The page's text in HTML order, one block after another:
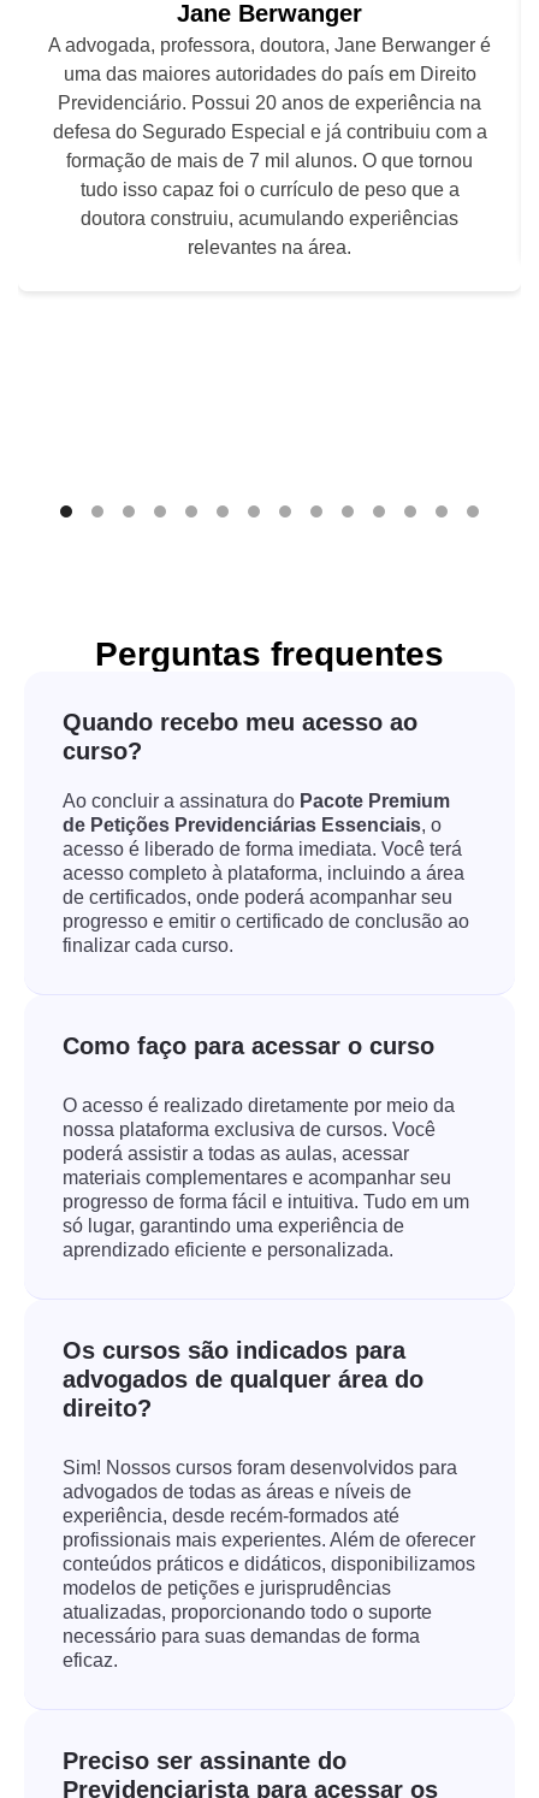
Jane Berwanger
A advogada, professora, doutora, Jane Berwanger é
uma das maiores autoridades do país em Direito
Previdenciário. Possui 20 anos de experiência na
defesa do Segurado Especial e já contribuiu com a
formação de mais de 7 mil alunos. O que tornou
tudo isso capaz foi o currículo de peso que a
doutora construiu, acumulando experiências
relevantes na área.
Perguntas frequentes
Quando recebo meu acesso ao
curso?
Ao concluir a assinatura do Pacote Premium
de Petições Previdenciárias Essenciais, o
acesso é liberado de forma imediata. Você terá
acesso completo à plataforma, incluindo a área
de certificados, onde poderá acompanhar seu
progresso e emitir o certificado de conclusão ao
finalizar cada curso.
Como faço para acessar o curso
O acesso é realizado diretamente por meio da
nossa plataforma exclusiva de cursos. Você
poderá assistir a todas as aulas, acessar
materiais complementares e acompanhar seu
progresso de forma fácil e intuitiva. Tudo em um
só lugar, garantindo uma experiência de
aprendizado eficiente e personalizada.
Os cursos são indicados para
advogados de qualquer área do
direito?
Sim! Nossos cursos foram desenvolvidos para
advogados de todas as áreas e níveis de
experiência, desde recém-formados até
profissionais mais experientes. Além de oferecer
conteúdos práticos e didáticos, disponibilizamos
modelos de petições e jurisprudências
atualizadas, proporcionando todo o suporte
necessário para suas demandas de forma
eficaz.
Preciso ser assinante do
Previdenciarista para acessar os